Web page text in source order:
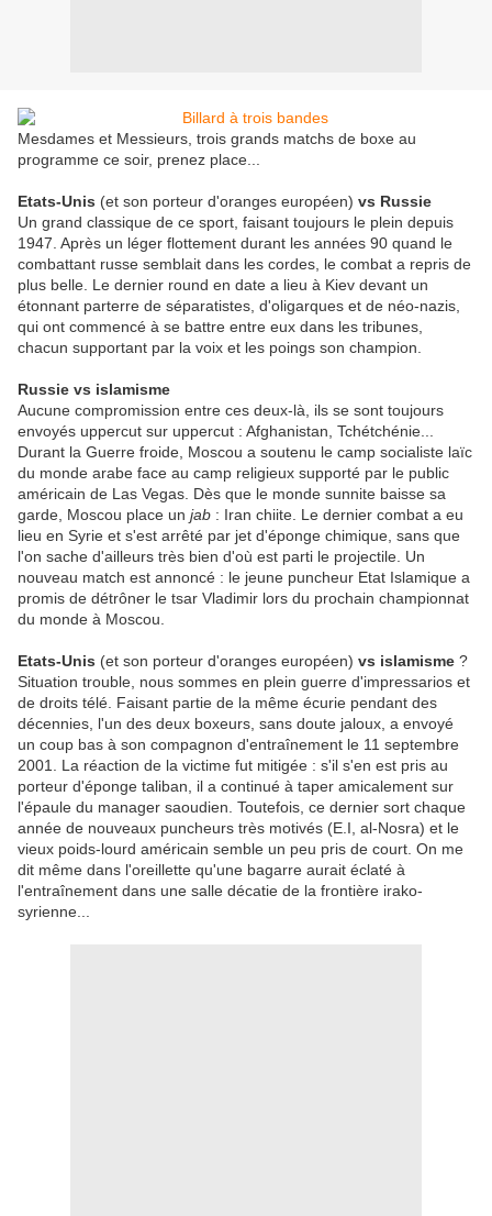
Mesdames et Messieurs, trois grands matchs de boxe au
programme ce soir, prenez place...
Etats-Unis (et son porteur d'oranges européen) vs Russie
Un grand classique de ce sport, faisant toujours le plein depuis
1947. Après un léger flottement durant les années 90 quand le
combattant russe semblait dans les cordes, le combat a repris de
plus belle. Le dernier round en date a lieu à Kiev devant un
étonnant parterre de séparatistes, d'oligarques et de néo-nazis,
qui ont commencé à se battre entre eux dans les tribunes,
chacun supportant par la voix et les poings son champion.
Russie vs islamisme
Aucune compromission entre ces deux-là, ils se sont toujours
envoyés uppercut sur uppercut : Afghanistan, Tchétchénie...
Durant la Guerre froide, Moscou a soutenu le camp socialiste laïc
du monde arabe face au camp religieux supporté par le public
américain de Las Vegas. Dès que le monde sunnite baisse sa
garde, Moscou place un jab : Iran chiite. Le dernier combat a eu
lieu en Syrie et s'est arrêté par jet d'éponge chimique, sans que
l'on sache d'ailleurs très bien d'où est parti le projectile. Un
nouveau match est annoncé : le jeune puncheur Etat Islamique a
promis de détrôner le tsar Vladimir lors du prochain championnat
du monde à Moscou.
Etats-Unis (et son porteur d'oranges européen) vs islamisme ?
Situation trouble, nous sommes en plein guerre d'impressarios et
de droits télé. Faisant partie de la même écurie pendant des
décennies, l'un des deux boxeurs, sans doute jaloux, a envoyé
un coup bas à son compagnon d'entraînement le 11 septembre
2001. La réaction de la victime fut mitigée : s'il s'en est pris au
porteur d'éponge taliban, il a continué à taper amicalement sur
l'épaule du manager saoudien. Toutefois, ce dernier sort chaque
année de nouveaux puncheurs très motivés (E.I, al-Nosra) et le
vieux poids-lourd américain semble un peu pris de court. On me
dit même dans l'oreillette qu'une bagarre aurait éclaté à
l'entraînement dans une salle décatie de la frontière irako-
syrienne...